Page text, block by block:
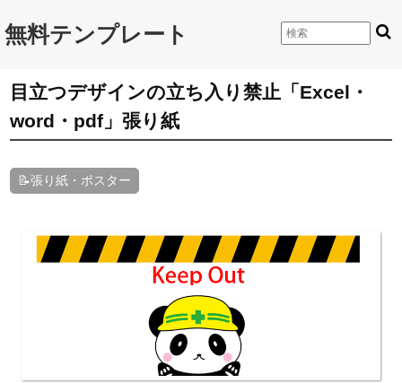
無料テンプレート
目立つデザインの立ち入り禁止「Excel・
word・pdf」張り紙
📝張り紙・ポスター